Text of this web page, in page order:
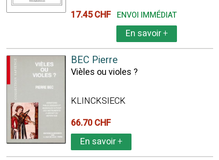
17.45 CHF ENVOI IMMÉDIAT
En savoir+
BEC Pierre
Vièles ou violes ?
KLINCKSIECK
66.70 CHF
En savoir+